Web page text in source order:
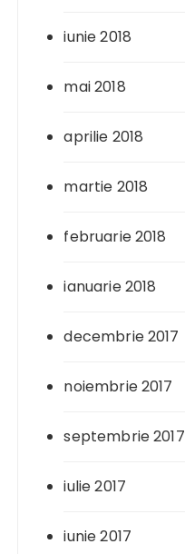
iunie 2018
mai 2018
aprilie 2018
martie 2018
februarie 2018
ianuarie 2018
decembrie 2017
noiembrie 2017
septembrie 2017
iulie 2017
iunie 2017